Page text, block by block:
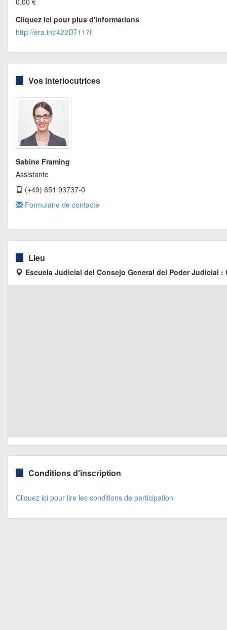
Cliquez ici pour plus d'informations
http://era.int/422DT117f
Vos interlocutrices
Sabine Framing
Assistante
(+49) 651 93737-0
Formulaire de contacte
Lieu
Escuela Judicial del Consejo General del Poder Judicial :
Conditions d'inscription
Cliquez ici pour lire les conditions de participation